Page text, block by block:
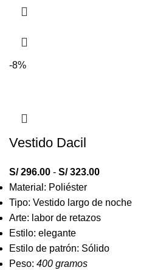
-8%
Vestido Dacil
S/296.00 - S/323.00
Material: Poliéster
Tipo: Vestido largo de noche
Arte: labor de retazos
Estilo: elegante
Estilo de patrón: Sólido
Peso: 400 gramos